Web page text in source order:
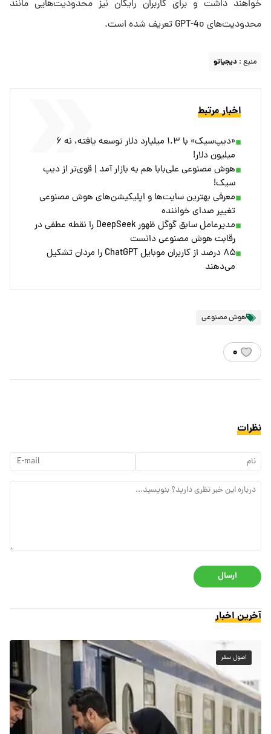
خواهند داشت و برای کاربران رایگان نیز محدودیت‌هایی مانند
محدودیت‌های GPT-4o تعریف شده است.
منبع : دیجیاتو
اخبار مرتبط
«دیپ‌سیک» با ۱.۳ میلیارد دلار توسعه یافته، نه ۶
میلیون دلار!
هوش مصنوعی علی‌بابا هم به بازار آمد | قوی‌تر از دیپ
سیک!
معرفی بهترین سایت‌ها و اپلیکیشن‌های هوش مصنوعی
تغییر صدای خواننده
مدیرعامل سابق گوگل ظهور DeepSeek را نقطه عطفی در
رقابت هوش مصنوعی دانست
۸۵ درصد از کاربران موبایل ChatGPT را مردان تشکیل
می‌دهند
هوش مصنوعی
۰
نظرات
ارسال
آخرین اخبار
اصول سفر